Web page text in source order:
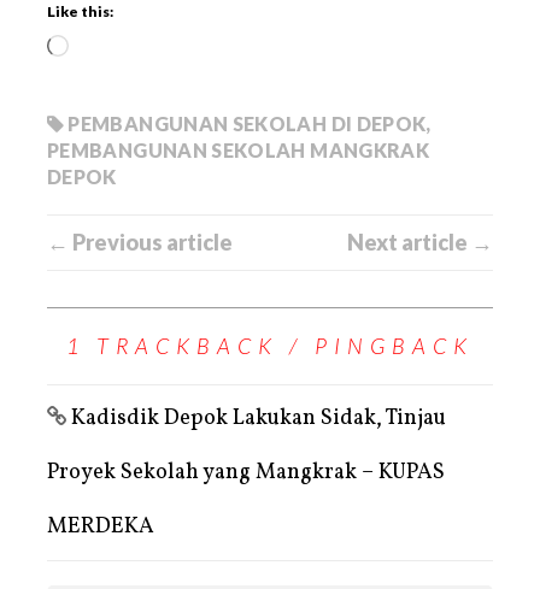
Like this:
PEMBANGUNAN SEKOLAH DI DEPOK,
PEMBANGUNAN SEKOLAH MANGKRAK
DEPOK
← Previous article Next article →
1 TRACKBACK / PINGBACK
Kadisdik Depok Lakukan Sidak, Tinjau
Proyek Sekolah yang Mangkrak – KUPAS
MERDEKA